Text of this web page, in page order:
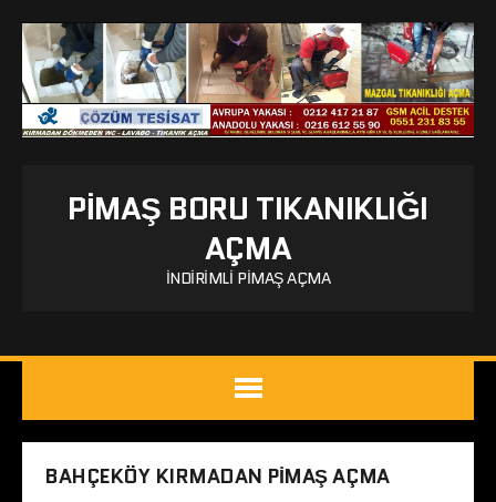
PIMAŞ BORU TIKANIKLIĞI
AÇMA
İNDIRIMLI PIMAŞ AÇMA
BAHÇEKÖY KIRMADAN PIMAŞ AÇMA